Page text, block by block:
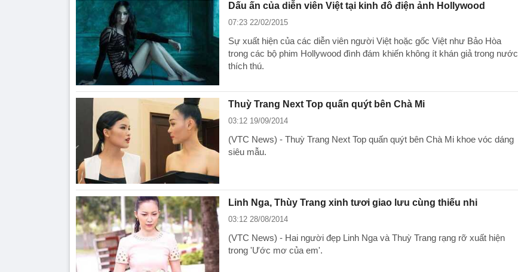
Dấu ấn của diễn viên Việt tại kinh đô điện ảnh Hollywood
07:23 22/02/2015
Sự xuất hiện của các diễn viên người Việt hoặc gốc Việt như Bảo Hòa
trong các bộ phim Hollywood đình đám khiến không ít khán giả trong nước
thích thú.
Thuỳ Trang Next Top quấn quýt bên Chà Mi
03:12 19/09/2014
(VTC News) - Thuỳ Trang Next Top quấn quýt bên Chà Mi khoe vóc dáng
siêu mẫu.
Linh Nga, Thùy Trang xinh tươi giao lưu cùng thiếu nhi
03:12 28/08/2014
(VTC News) - Hai người đẹp Linh Nga và Thuỳ Trang rạng rỡ xuất hiện
trong 'Ước mơ của em'.